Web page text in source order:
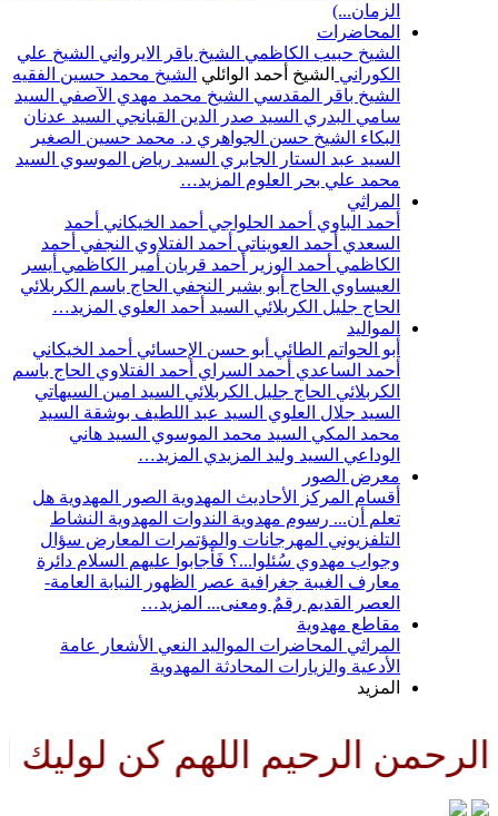
الزمان...)
المحاضرات
الشيخ حبيب الكاظمي الشيخ باقر الايرواني الشيخ علي
الكوراني الشيخ أحمد الوائلي الشيخ محمد حسين الفقيه
الشيخ باقر المقدسي الشيخ محمد مهدي الآصفي السيد
سامي البدري السيد صدر الدين القبانجي السيد عدنان
البكاء الشيخ حسن الجواهري د. محمد حسين الصغير
السيد عبد الستار الجابري السيد رياض الموسوي السيد
محمد علي بحر العلوم المزيد…
المراثي
أحمد الباوي أحمد الحلواجي أحمد الخيكاني أحمد
السعدي أحمد العويناتي أحمد الفتلاوي النجفي أحمد
الكاظمي أحمد الوزير أحمد قربان أمير الكاظمي أيسر
العيساوي الحاج أبو بشير النجفي الحاج باسم الكربلائي
الحاج جليل الكربلائي السيد أحمد العلوي المزيد…
المواليد
أبو الحواتم الطائي أبو حسن الإحسائي أحمد الخيكاني
أحمد الساعدي أحمد السراي أحمد الفتلاوي الحاج باسم
الكربلائي الحاج جليل الكربلائي السيد امين السيهاتي
السيد جلال العلوي السيد عبد اللطيف بوشقة السيد
محمد المكي السيد محمد الموسوي السيد هاني
الوداعي السيد وليد المزيدي المزيد…
معرض الصور
أقسام المركز
الأحاديث المهدوية الصور المهدوية هل
تعلم أن... رسوم مهدوية الندوات المهدوية النشاط
التلفزيوني المهرجانات والمؤتمرات المعارض سؤال
وجواب مهدوي سُئلوا...؟ فَأجابوا عليهم السلام دائرة
معارف الغيبة جغرافية عصر الظهور
النيابة العامة-
العصر القديم رقمٌ ومعنى... المزيد…
مقاطع مهدوية
المراثي المحاضرات المواليد النعي الأشعار
عامة
الأدعية والزيارات المحادثة المهدوية
المزيد
الرحيم اللهم كن لوليك